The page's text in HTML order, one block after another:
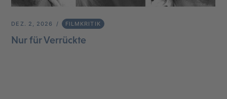
DEZ. 2, 2026 FILMKRITIK
Nur für Verrückte